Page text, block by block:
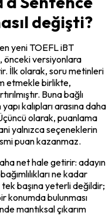
değişti?
yeni TOEFL iBT
önceki versiyonlara
İlk olarak, soru metinleri
etmekle birlikte,
Buna bağlı
kalıpları arasına daha
olarak, puanlama
yalnızca seçeneklerin
puan kazanmaz.
net hale getirir: adayın
ne kadar
tek başına yeterli değildir;
konumda bulunması
mantıksal çıkarım